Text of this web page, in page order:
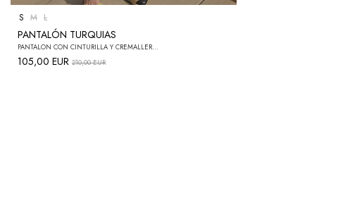
PANTALÓN TURQUIAS
PANTALÓN CON CINTURILLA Y CREMALLERA EN LA ESPALDA
105,00 EUR 210,00 EUR
S M L